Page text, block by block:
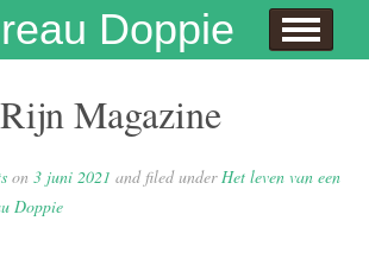
Doppie
Hallo
Dit doe ik!
Dit doe ik ook!
Enthousiaste opdrachtgevers
Over mij
Publicaties
Wie niet leest is gek
Juf Naomi klapt uit de school
Eh…juf, hoe krijg je eigenlijk kinderen?
Columns
In de media
Contact
Privacybeleid
Magazine
on 3 juni 2021 and filed underHet leven van een
Doppie